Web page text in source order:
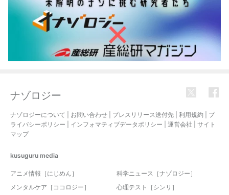
ナゾロジー
ナゾロジーについて お問い合わせ プレスリリース送付先 利用規約
プ
ライバシーポリシー
インフォマティブデータポリシー 運営会社
サイト
マップ
kusuguru media
アニメ情報［にじめん］
科学ニュース［ナゾロジー］
メンタルケア［ココロジー］
心理テスト［シンリ］